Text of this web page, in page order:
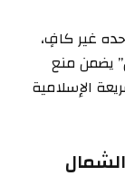
غير كافٍ،
يضمن منع
الإسلامية